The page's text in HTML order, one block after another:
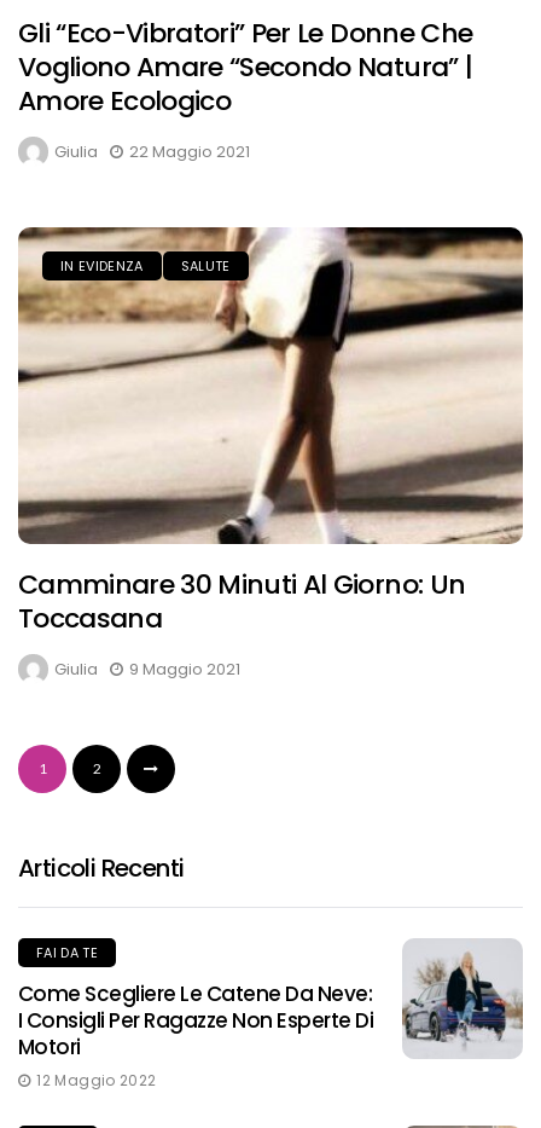
Gli “eco-Vibratori” Per Le Donne Che
Vogliono Amare “secondo Natura” |
Amore Ecologico
Giulia 22 Maggio 2021
IN EVIDENZA SALUTE
Camminare 30 Minuti Al Giorno: Un
Toccasana
Giulia 9 Maggio 2021
1 2
Articoli Recenti
FAI DA TE
Come Scegliere Le Catene Da Neve:
I Consigli Per Ragazze Non Esperte Di
Motori
12 Maggio 2022